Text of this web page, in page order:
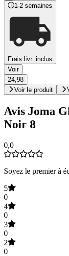
1-2 semaines
Frais livr. inclus
Voir
24,98
Voir le produit
Avis Joma
Noir 8
0,0
Soyez le premier à
5
0
4
0
3
0
2
0